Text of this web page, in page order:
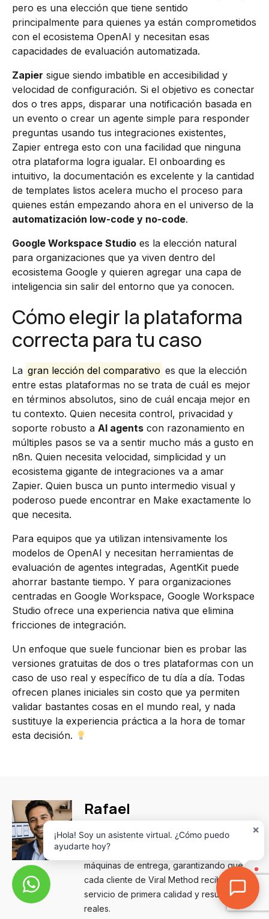
pero es una elección que tiene sentido
principalmente para quienes ya están comprometidos
con el ecosistema OpenAI y necesitan esas
capacidades de evaluación automatizada.
Zapier sigue siendo imbatible en accesibilidad y
velocidad de configuración. Si el objetivo es conectar
dos o tres apps, disparar una notificación basada en
un evento o crear un agente simple para responder
preguntas usando tus integraciones existentes,
Zapier entrega esto con una facilidad que ninguna
otra plataforma logra igualar. El onboarding es
intuitivo, la documentación es excelente y la cantidad
de templates listos acelera mucho el proceso para
quienes están empezando ahora en el universo de la
automatización low-code y no-code.
Google Workspace Studio es la elección natural
para organizaciones que ya viven dentro del
ecosistema Google y quieren agregar una capa de
inteligencia sin salir del entorno que ya conocen.
Cómo elegir la plataforma
correcta para tu caso
La gran lección del comparativo es que la elección
entre estas plataformas no se trata de cuál es mejor
en términos absolutos, sino de cuál encaja mejor en
tu contexto. Quien necesita control, privacidad y
soporte robusto a AI agents con razonamiento en
múltiples pasos se va a sentir mucho más a gusto en
n8n. Quien necesita velocidad, simplicidad y un
ecosistema gigante de integraciones va a amar
Zapier. Quien busca un punto intermedio visual y
poderoso puede encontrar en Make exactamente lo
que necesita.
Para equipos que ya utilizan intensivamente los
modelos de OpenAI y necesitan herramientas de
evaluación de agentes integradas, AgentKit puede
ahorrar bastante tiempo. Y para organizaciones
centradas en Google Workspace, Google Workspace
Studio ofrece una experiencia nativa que elimina
fricciones de integración.
Un enfoque que suele funcionar bien es probar las
versiones gratuitas de dos o tres plataformas con un
caso de uso real y específico de tu día a día. Todas
ofrecen planes iniciales sin costo que ya permiten
validar bastantes cosas en el mundo real, y nada
sustituye la experiencia práctica a la hora de tomar
esta decisión.
Rafael
Operaciones
Transformo los procesos internos en
máquinas de entrega, garantizando que
cada cliente de Viral Method reciba un
servicio de primera calidad y resultados
reales.
×
¡Hola! Soy un asistente virtual. ¿Cómo puedo
ayudarte hoy?